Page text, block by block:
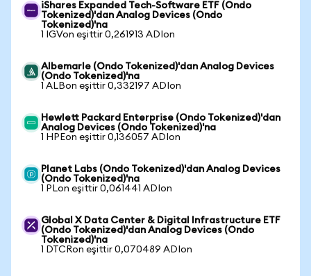
iShares Expanded Tech-Software ETF (Ondo
Tokenized)'dan Analog Devices (Ondo
Tokenized)'na
1 IGVon eşittir 0,261913 ADIon
Albemarle (Ondo Tokenized)'dan Analog Devices
(Ondo Tokenized)'na
1 ALBon eşittir 0,332197 ADIon
Hewlett Packard Enterprise (Ondo Tokenized)'dan
Analog Devices (Ondo Tokenized)'na
1 HPEon eşittir 0,136057 ADIon
Planet Labs (Ondo Tokenized)'dan Analog Devices
(Ondo Tokenized)'na
1 PLon eşittir 0,061441 ADIon
Global X Data Center & Digital Infrastructure ETF
(Ondo Tokenized)'dan Analog Devices (Ondo
Tokenized)'na
1 DTCRon eşittir 0,070489 ADIon